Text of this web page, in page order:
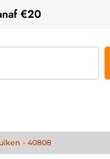
€20
- 40808